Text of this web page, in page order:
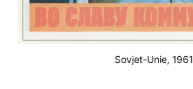
Sovjet-Unie, 1961